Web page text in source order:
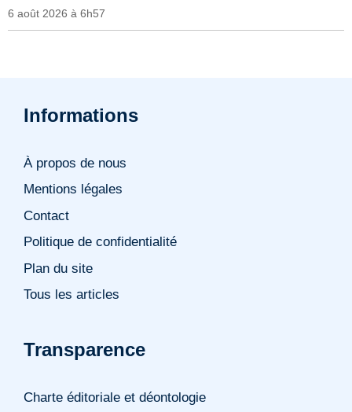
6 août 2026 à 6h57
Informations
À propos de nous
Mentions légales
Contact
Politique de confidentialité
Plan du site
Tous les articles
Transparence
Charte éditoriale et déontologie